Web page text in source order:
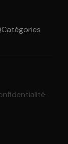
Catégories
·